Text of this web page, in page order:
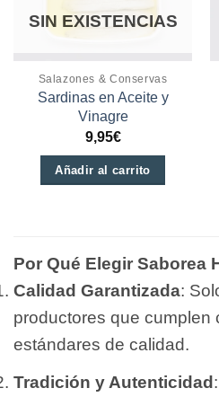
SIN EXISTENCIAS
Salazones & Conservas
Sardinas en Aceite y
Vinagre
9,95€
Añadir al carrito
Por Qué Elegir Saborea
Calidad Garantizada:
productores que cumplen
estándares de calidad.
Tradición y Autenticidad